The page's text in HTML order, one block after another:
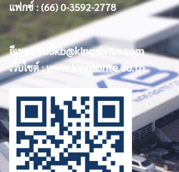
แฟกซ์ : (66) 0-3592-2778
อีเมล : infokb@kingsbrite.com
เว็บไซต์ :www.kingsbrite.co.th